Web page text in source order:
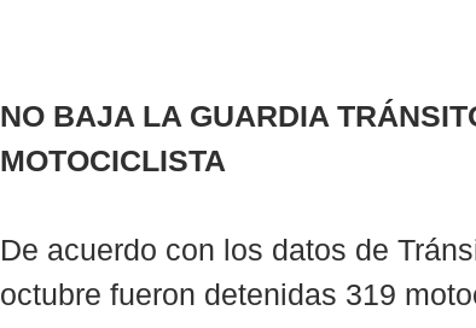
NO BAJA LA GUARDIA
MOTOCICLISTA
De acuerdo con los datos de
octubre fueron detenidas 319